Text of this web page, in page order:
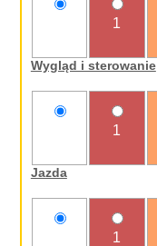
1
Wygląd i sterowanie
1
Jazda
1